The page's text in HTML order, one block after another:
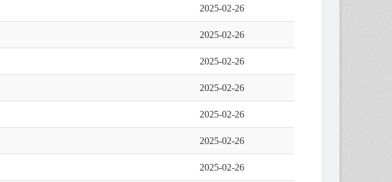
2025-02-26
2025-02-26
2025-02-26
2025-02-26
2025-02-26
2025-02-26
2025-02-26